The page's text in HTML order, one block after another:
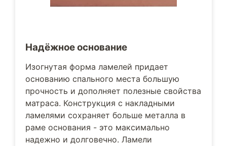
Надёжное основание
Изогнутая форма ламелей придает
основанию спального места большую
прочность и дополняет полезные свойства
матраса. Конструкция с накладными
ламелями сохраняет больше металла в
раме основания - это максимально
надежно и долговечно. Ламели